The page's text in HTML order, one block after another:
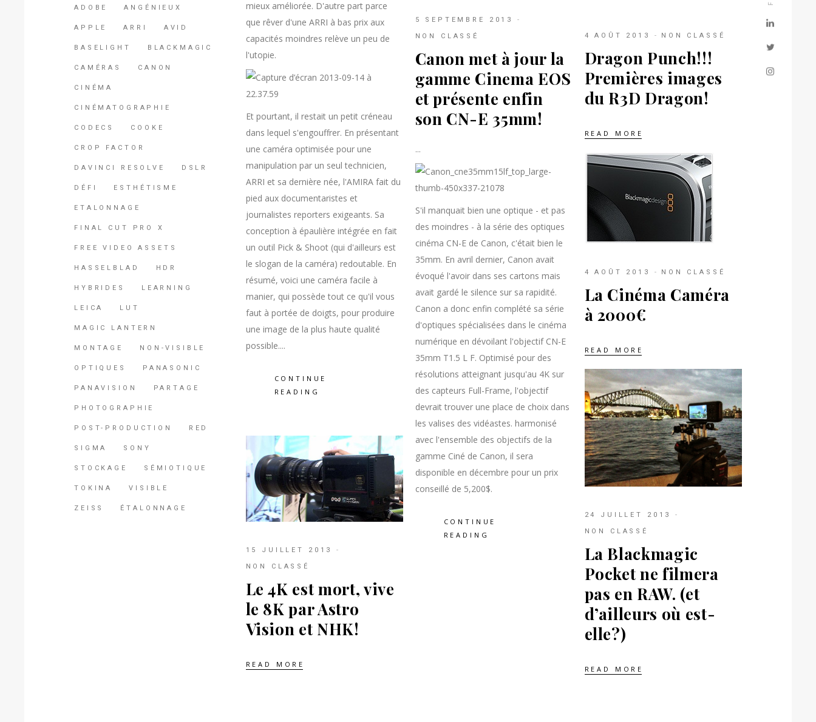
mieux améliorée. D'autre part parce
que rêver d'une ARRI à bas prix aux
capacités moindres relève un peu de
l'utopie.
Et pourtant, il restait un petit créneau
dans lequel s'engouffrer. En présentant
une caméra optimisée pour une
manipulation par un seul technicien,
ARRI et sa dernière née, l'AMIRA fait du
pied aux documentaristes et
journalistes reporters exigeants. Sa
conception à épaulière intégrée en fait
un outil Pick & Shoot (qui d'ailleurs est
le slogan de la caméra) redoutable. En
résumé, voici une caméra facile à
manier, qui possède tout ce qu'il vous
faut à portée de doigts, pour produire
une image de la plus haute qualité
possible.
CONTINUE
READING
5 SEPTEMBRE 2013
NON CLASSÉ
Canon met à jour la
gamme Cinema EOS
et présente enfin
son CN-E 35mm!
S'il manquait bien une optique - et pas
des moindres - à la série des optiques
cinéma CN-E de Canon, c'était bien le
35mm. En avril dernier, Canon avait
évoqué l'avoir dans ses cartons mais
avait gardé le silence sur sa rapidité.
Canon a donc enfin complété sa série
d'optiques spécialisées dans le cinéma
numérique en dévoilant l'objectif CN-E
35mm T1.5 L F. Optimisé pour des
résolutions atteignant jusqu'au 4K sur
des capteurs Full-Frame, l'objectif
devrait trouver une place de choix dans
les valises des vidéastes. harmonisé
avec l'ensemble des objectifs de la
gamme Ciné de Canon, il sera
disponible en décembre pour un prix
conseillé de 5,200$.
CONTINUE
READING
4 AOÛT 2013 NON CLASSÉ
Dragon Punch!!!
Premières images
du R3D Dragon!
READ MORE
4 AOÛT 2013 NON CLASSÉ
La Cinéma Caméra
à 2000€
READ MORE
24 JUILLET 2013
NON CLASSÉ
La Blackmagic
Pocket ne filmera
pas en RAW. (et
d’ailleurs où est-
elle?)
READ MORE
15 JUILLET 2013
NON CLASSÉ
Le 4K est mort, vive
le 8K par Astro
Vision et NHK!
READ MORE
ADOBE ANGÉNIEUX
APPLE ARRI AVID
BASELIGHT BLACKMAGIC
CAMÉRAS CANON
CINÉMA
CINÉMATOGRAPHIE
CODECS COOKE
CROP FACTOR
DAVINCI RESOLVE DSLR
DÉFI ESTHÉTISME
ETALONNAGE
FINAL CUT PRO X
FREE VIDEO ASSETS
HASSELBLAD HDR
HYBRIDES LEARNING
LEICA LUT
MAGIC LANTERN
MONTAGE NON-VISIBLE
OPTIQUES PANASONIC
PANAVISION PARTAGE
PHOTOGRAPHIE
POST-PRODUCTION RED
SIGMA SONY
STOCKAGE SÉMIOTIQUE
TOKINA VISIBLE
ZEISS ÉTALONNAGE